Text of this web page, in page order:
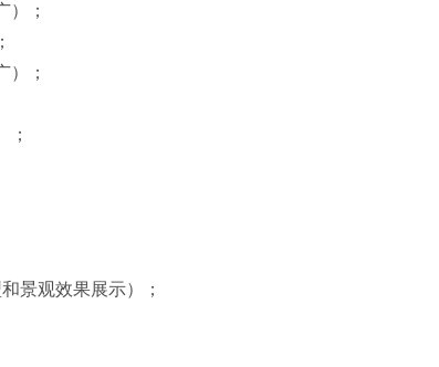
）；
）；
；
景观效果展示）；